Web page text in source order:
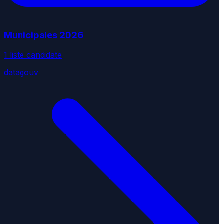
Municipales 2026
1 liste candidate
datagouv